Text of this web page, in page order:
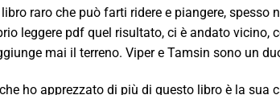
libro raro che può farti ridere e piangere,
leggere pdf quel risultato, ci è andato vicino,
mai il terreno. Viper e Tamsin sono un
ho apprezzato di più di questo libro è la